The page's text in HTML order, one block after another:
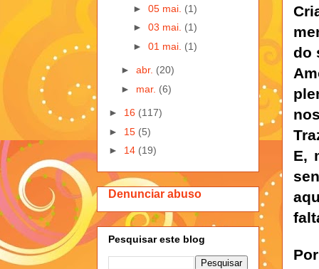
do
E,
► 05 mai. (1)
► 03 mai. (1)
► 01 mai. (1)
► abr. (20)
► mar. (6)
► 16 (117)
► 15 (5)
► 14 (19)
Denunciar abuso
Pesquisar este blog